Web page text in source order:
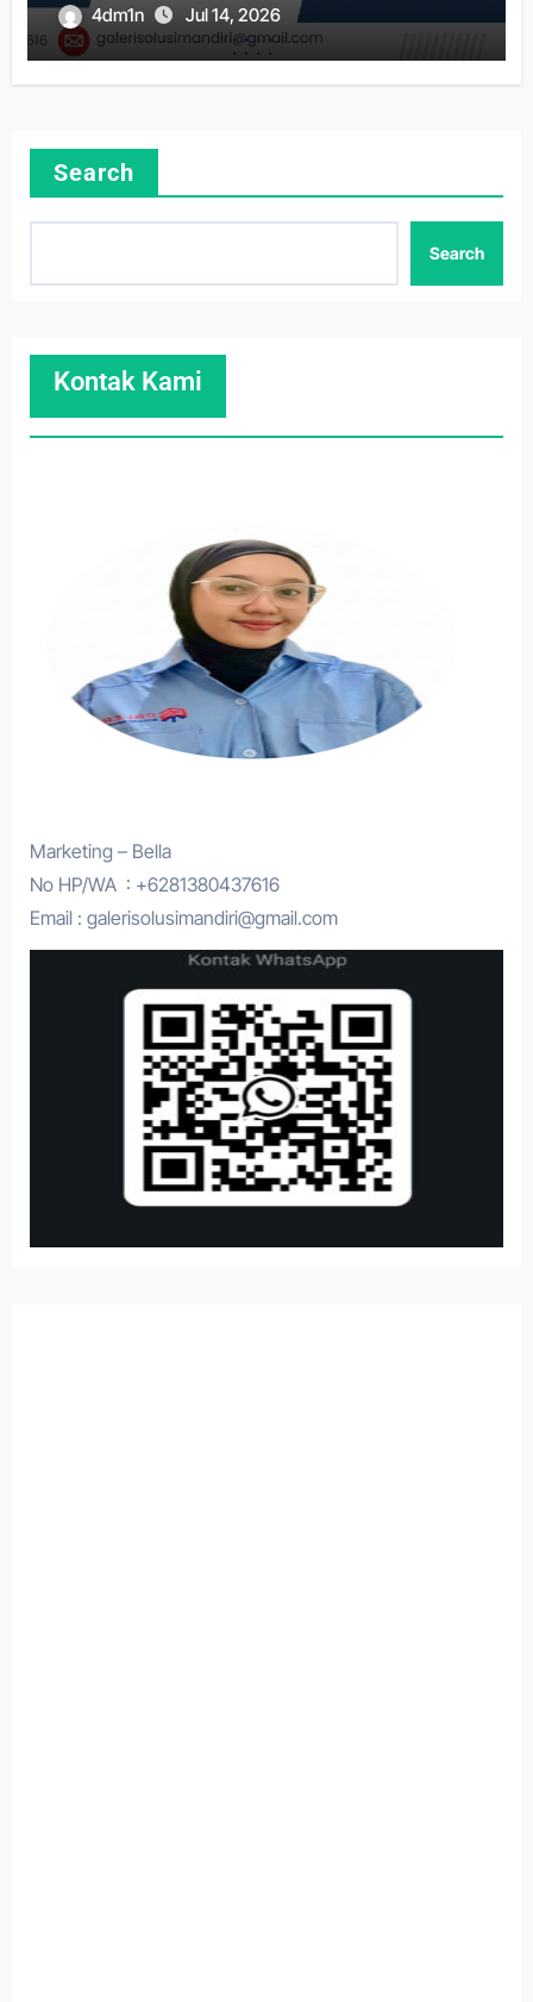
4dm1n Jul 14, 2026
Search
Search
Kontak Kami
Marketing – Bella
No HP/WA : +6281380437616
Email : galerisolusimandiri@gmail.com